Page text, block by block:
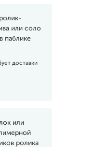
или соло
паблике
доставки
или
ролика